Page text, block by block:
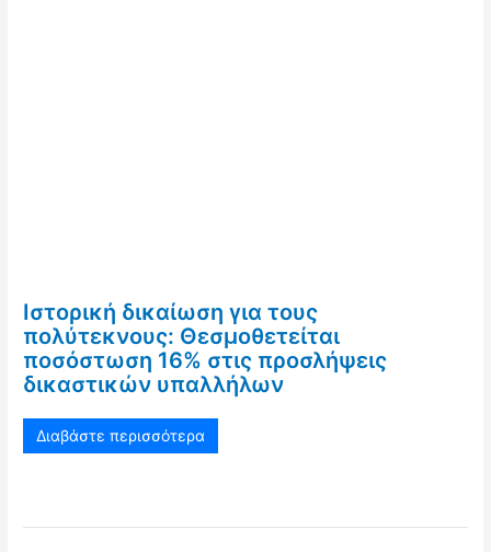
Ιστορική δικαίωση για τους
πολύτεκνους: Θεσμοθετείται
ποσόστωση 16% στις προσλήψεις
δικαστικών υπαλλήλων
Διαβάστε περισσότερα